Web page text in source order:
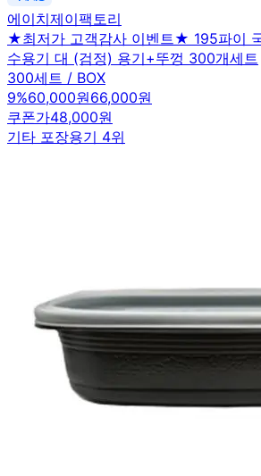
에이치제이팩토리
★최저가 고객감사 이벤트★ 195파이
수용기 대 (검정) 용기+뚜껑 300개세트
300세트 / BOX
9%60,000원66,000원
쿠폰가48,000원
기타 포장용기 4위